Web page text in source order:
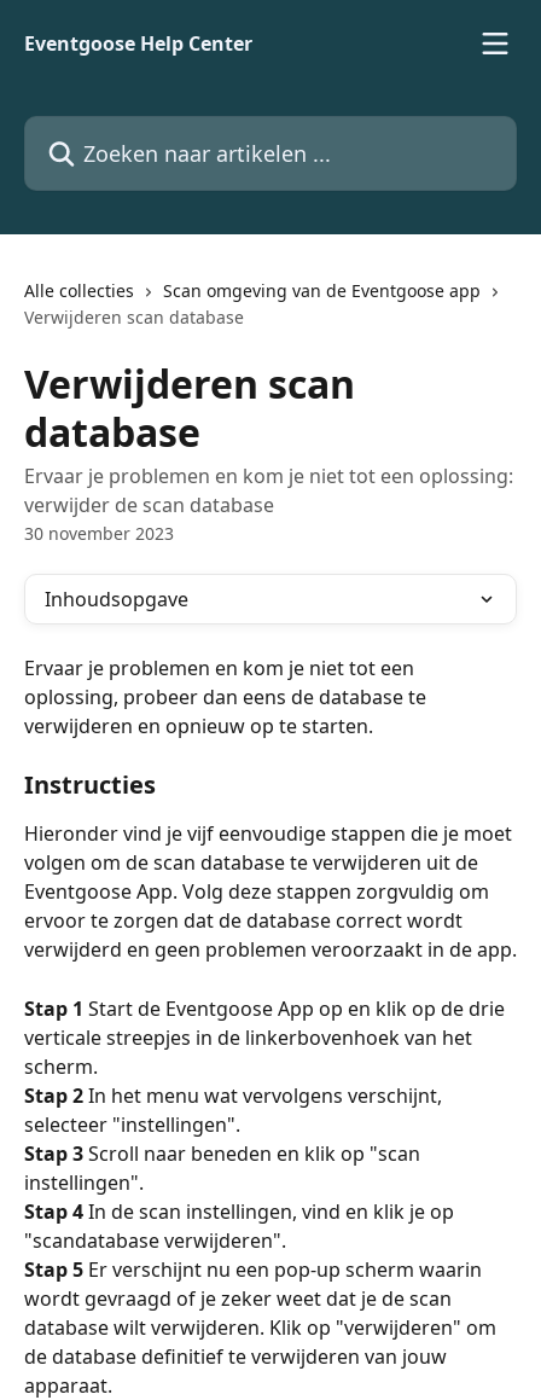
Eventgoose Help Center
Zoeken naar artikelen ...
Alle collecties
Scan omgeving van de Eventgoose app
Verwijderen scan database
Verwijderen scan
database
Ervaar je problemen en kom je niet tot een oplossing:
verwijder de scan database
30 november 2023
Inhoudsopgave
Ervaar je problemen en kom je niet tot een
oplossing, probeer dan eens de database te
verwijderen en opnieuw op te starten.
Instructies
Hieronder vind je vijf eenvoudige stappen die je moet
volgen om de scan database te verwijderen uit de
Eventgoose App. Volg deze stappen zorgvuldig om
ervoor te zorgen dat de database correct wordt
verwijderd en geen problemen veroorzaakt in de app.
Stap 1 Start de Eventgoose App op en klik op de drie
verticale streepjes in de linkerbovenhoek van het
scherm.
Stap 2 In het menu wat vervolgens verschijnt,
selecteer "instellingen".
Stap 3 Scroll naar beneden en klik op "scan
instellingen".
Stap 4 In de scan instellingen, vind en klik je op
"scandatabase verwijderen".
Stap 5 Er verschijnt nu een pop-up scherm waarin
wordt gevraagd of je zeker weet dat je de scan
database wilt verwijderen. Klik op "verwijderen" om
de database definitief te verwijderen van jouw
apparaat.